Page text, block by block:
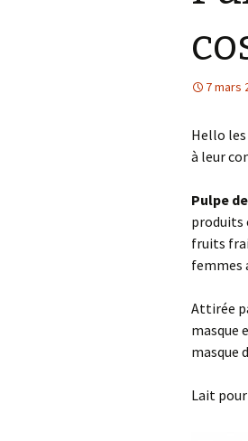
7 mars
Hello les
à leur
Pulpe
produits
fruits
femmes
Attirée
masque
masque
Lait